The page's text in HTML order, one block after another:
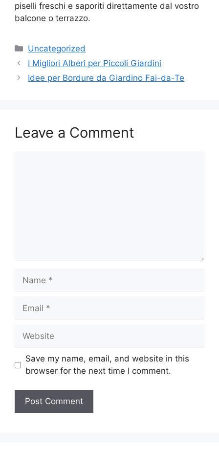
piselli freschi e saporiti direttamente dal vostro
balcone o terrazzo.
Categories
Uncategorized
I Migliori Alberi per Piccoli Giardini
Idee per Bordure da Giardino Fai-da-Te
Leave a Comment
Name
Email
Website
Save my name, email, and website in this
browser for the next time I comment.